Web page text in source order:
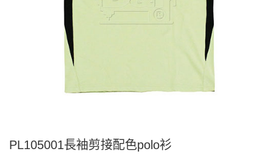
PL105001長袖剪接配色polo衫